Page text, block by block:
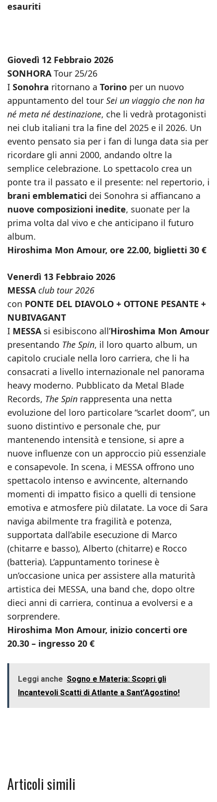
esauriti
Giovedì 12 Febbraio 2026
SONHORATour 25/26
I Sonohra ritornano a Torino per un nuovo
appuntamento del tour Sei un viaggio che non ha
né meta né destinazione, che li vedrà protagonisti
nei club italiani tra la fine del 2025 e il 2026. Un
evento pensato sia per i fan di lunga data sia per
ricordare gli anni 2000, andando oltre la
semplice celebrazione. Lo spettacolo crea un
ponte tra il passato e il presente: nel repertorio, i
brani emblematici dei Sonohra si affiancano a
nuove composizioni inedite, suonate per la
prima volta dal vivo e che anticipano il futuro
album.
Hiroshima Mon Amour, ore 22.00, biglietti 30 €
Venerdì 13 Febbraio 2026
MESSA club tour 2026
con PONTE DEL DIAVOLO + OTTONE PESANTE +
NUBIVAGANT
I MESSAsi esibiscono all’Hiroshima Mon Amour
presentando The Spin, il loro quarto album, un
capitolo cruciale nella loro carriera, che li ha
consacrati a livello internazionale nel panorama
heavy moderno. Pubblicato da Metal Blade
Records, The Spin rappresenta una netta
evoluzione del loro particolare “scarlet doom”, un
suono distintivo e personale che, pur
mantenendo intensità e tensione, si apre a
nuove influenze con un approccio più essenziale
e consapevole. In scena, i MESSA offrono uno
spettacolo intenso e avvincente, alternando
momenti di impatto fisico a quelli di tensione
emotiva e atmosfere più dilatate. La voce di Sara
naviga abilmente tra fragilità e potenza,
supportata dall’abile esecuzione di Marco
(chitarre e basso), Alberto (chitarre) e Rocco
(batteria). L’appuntamento torinese è
un’occasione unica per assistere alla maturità
artistica dei MESSA, una band che, dopo oltre
dieci anni di carriera, continua a evolversi e a
sorprendere.
Hiroshima Mon Amour, inizio concerti ore
20.30 – ingresso 20 €
Leggi anche Sogno e Materia: Scopri gli
Incantevoli Scatti di Atlante a Sant’Agostino!
Articoli simili